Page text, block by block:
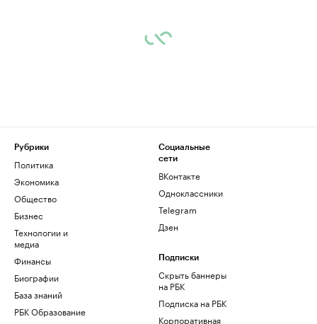
Рубрики
Политика
Экономика
Общество
Бизнес
Технологии и
медиа
Финансы
Биографии
База знаний
РБК Образование
Социальные
сети
ВКонтакте
Одноклассники
Telegram
Дзен
Подписки
Скрыть баннеры
на РБК
Подписка на РБК
Корпоративная